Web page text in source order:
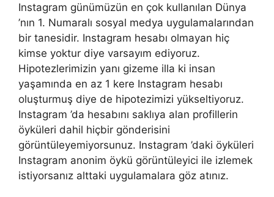
Instagram günümüzün en çok kullanılan Dünya
’nın 1. Numaralı sosyal medya uygulamalarından
bir tanesidir. Instagram hesabı olmayan hiç
kimse yoktur diye varsayım ediyoruz.
Hipotezlerimizin yanı gizeme illa ki insan
yaşamında en az 1 kere Instagram hesabı
oluşturmuş diye de hipotezimizi yükseltiyoruz.
Instagram ’da hesabını saklıya alan profillerin
öyküleri dahil hiçbir gönderisini
görüntüleyemiyorsunuz. Instagram ’daki öyküleri
Instagram anonim öykü görüntüleyici ile izlemek
istiyorsanız alttaki uygulamalara göz atınız.